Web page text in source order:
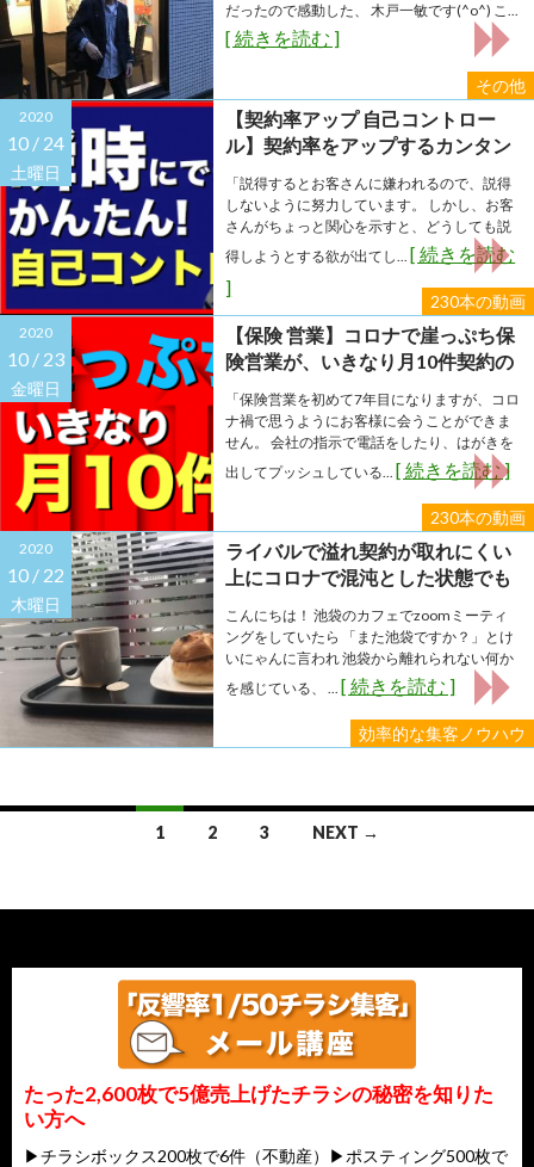
その他
だったので感動した、 木戸一敏です(^o^) こ...
[ 続きを読む ]
2020
10 / 24
土曜日
230本の動画
【契約率アップ 自己コントロー
ル】契約率をアップするカンタン
自己コントロール法
「説得するとお客さんに嫌われるので、説得
しないように努力しています。 しかし、お客
さんがちょっと関心を示すと、どうしても説
得しようとする欲が出てし... [ 続きを読む
]
2020
10 / 23
金曜日
230本の動画
【保険 営業】コロナで崖っぷち保
険営業が、いきなり月10件契約の
秘密とは？
「保険営業を初めて7年目になりますが、コロ
ナ禍で思うようにお客様に会うことができま
せん。 会社の指示で電話をしたり、はがきを
出してプッシュしている... [ 続きを読む ]
2020
10 / 22
木曜日
効率的な集客ノウハウ
ライバルで溢れ契約が取れにくい
上にコロナで混沌とした状態でも
５５枚で９件契約を打ち出した
「人柄集客チラシ」の秘密
こんにちは！ 池袋のカフェでzoomミーティ
ングをしていたら 「また池袋ですか？」とけ
いにゃんに言われ 池袋から離れられない何か
を感じている、 ... [ 続きを読む ]
1 2 3 NEXT →
たった2,600枚で5億売上げたチラシの秘密を知りた
い方へ
▶チラシボックス200枚で6件（不動産）▶ポスティング500枚で